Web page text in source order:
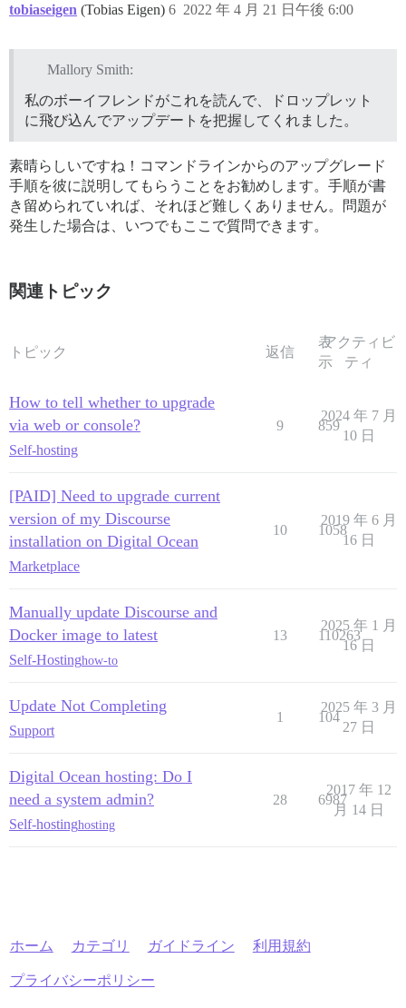
tobiaseigen (Tobias Eigen) 2022 年 4 月 21 日午後 6:00
6
Mallory Smith:
私のボーイフレンドがこれを読んで、ドロップレット
に飛び込んでアップデートを把握してくれました。
素晴らしいですね！コマンドラインからのアップグレード
手順を彼に説明してもらうことをお勧めします。手順が書
き留められていれば、それほど難しくありません。問題が
発生した場合は、いつでもここで質問できます。
関連トピック
トピック 返信
表
示
アクティビ
ティ
How to tell whether to upgrade
via web or console?
Self-hosting
9 859
2024 年 7 月
10 日
[PAID] Need to upgrade current
version of my Discourse
installation on Digital Ocean
Marketplace
10 1058
2019 年 6 月
16 日
Manually update Discourse and
Docker image to latest
Self-Hostinghow-to
13 110263
2025 年 1 月
16 日
Update Not Completing
Support
1 104
2025 年 3 月
27 日
Digital Ocean hosting: Do I
need a system admin?
Self-hostinghosting
28 6987
2017 年 12
月 14 日
ホーム カテゴリ ガイドライン 利用規約
プライバシーポリシー